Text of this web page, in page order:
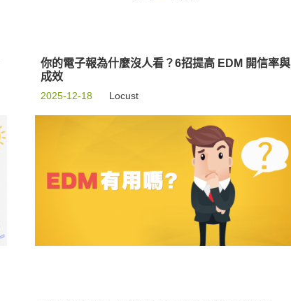
你的電子報為什麼沒人看？6招提高 EDM 開信率與
成效
2025-12-18 Locust